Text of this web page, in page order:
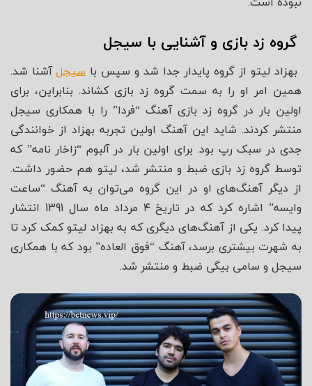
گروه زد بازی و آشنایی با سیجل
بهزاد لیتو از گروه پایدار جدا شد و سپس با سیجلآشنا شد.
همین امر او را به سمت گروه زد بازی کشاند. بنابراین، برای
اولین بار در گروه زد بازی آهنگ “فردا” را با همکاری سیجل
منتشر کردند. شاید این آهنگ اولین تجربه بهزاد از خوانندگی
جدی در سبک رپ بود. برای اولین بار در آلبوم “زاخار نامه” که
توسط گروه زد بازی ضبط و منتشر شد، لیتو هم حضور داشت.
از دیگر آهنگ‌های او در این گروه می‌توان به آهنگ “ساعت
وایسه” اشاره کرد که در تاریخ ۴ مرداد ماه سال 1391 انتشار
پیدا کرد. یکی از آهنگ‌های دیگری که به بهزاد لیتو کمک کرد تا
به شهرت بیشتری برسد، آهنگ “فوق العاده” بود که با همکاری
سیجل و سامی بیگی ضبط و منتشر شد.